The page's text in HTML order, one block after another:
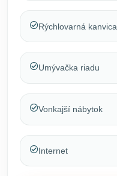
Rýchlovarná kanvica
Umývačka riadu
Vonkajší nábytok
Internet